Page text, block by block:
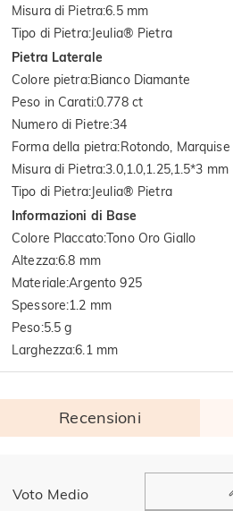
Misura di Pietra:6.5 mm
Tipo di Pietra:Jeulia® Pietra
Pietra Laterale
Colore pietra:Bianco Diamante
Peso in Carati:0.778 ct
Numero di Pietre:34
Forma della pietra:Rotondo, Marquise
Misura di Pietra:3.0,1.0,1.25,1.5*3 mm
Tipo di Pietra:Jeulia® Pietra
Informazioni di Base
Colore Placcato:Tono Oro Giallo
Altezza:6.8 mm
Materiale:Argento 925
Spessore:1.2 mm
Peso:5.5 g
Larghezza:6.1 mm
Recensioni
Voto Medio
Generale